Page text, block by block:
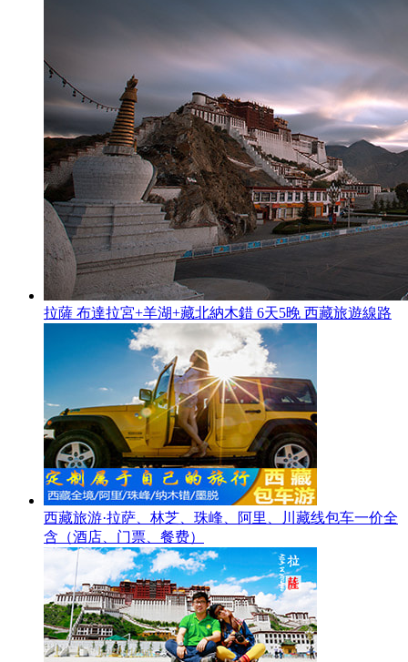
拉薩 布達拉宮+羊湖+藏北納木錯 6天5晚 西藏旅遊線路
西藏旅游·拉萨、林芝、珠峰、阿里、川藏线包车一价全
含（酒店、门票、餐费）